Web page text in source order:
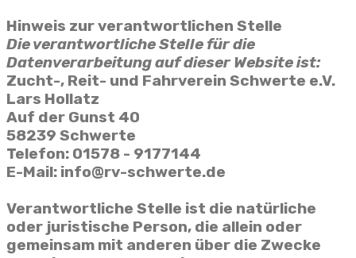
Hinweis zur verantwortlichen Stelle
Die verantwortliche Stelle für die
Datenverarbeitung auf dieser Website ist:
Zucht-, Reit- und Fahrverein Schwerte e.V.
Lars Hollatz
Auf der Gunst 40
58239 Schwerte
Telefon: 01578 - 9177144
E-Mail: info@rv-schwerte.de
Verantwortliche Stelle ist die natürliche
oder juristische Person, die allein oder
gemeinsam mit anderen über die Zwecke